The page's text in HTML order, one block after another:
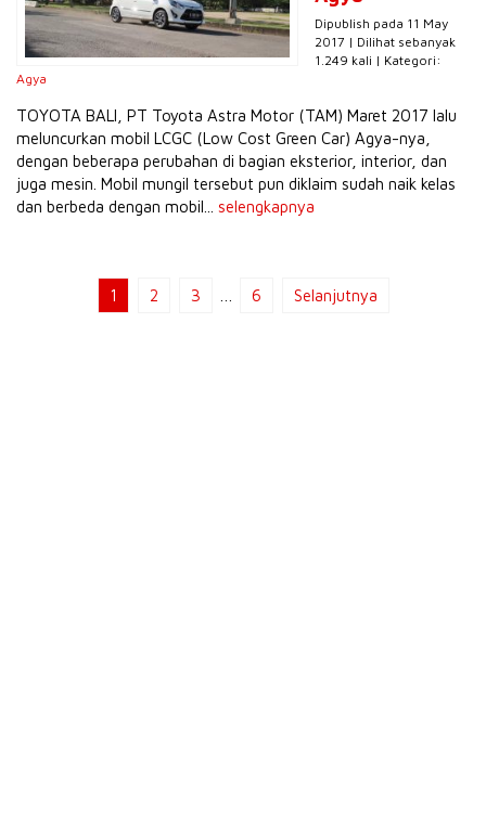
Dipublish pada 11 May
2017 | Dilihat sebanyak
1.249 kali | Kategori:
Agya
TOYOTA BALI, PT Toyota Astra Motor (TAM) Maret 2017 lalu
meluncurkan mobil LCGC (Low Cost Green Car) Agya-nya,
dengan beberapa perubahan di bagian eksterior, interior, dan
juga mesin. Mobil mungil tersebut pun diklaim sudah naik kelas
dan berbeda dengan mobil... selengkapnya
1 2 3 6 Selanjutnya